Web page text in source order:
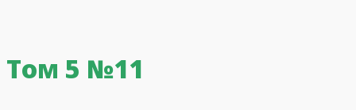
Том 5 №11